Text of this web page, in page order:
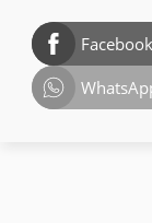
Facebook